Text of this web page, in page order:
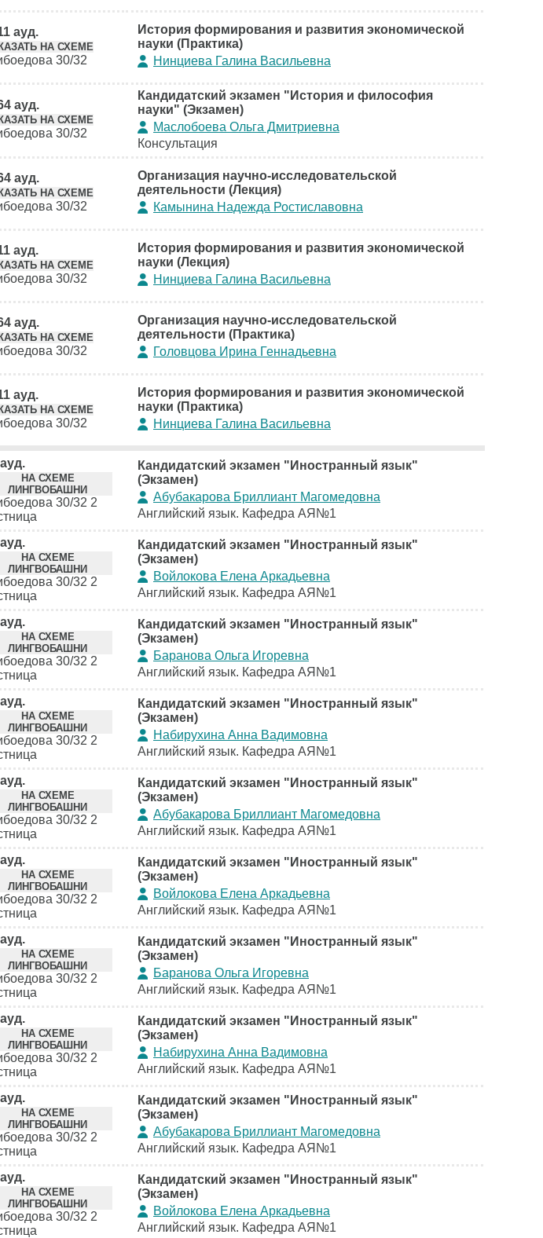
ауд.
НА СХЕМЕ
30/32
История формирования и развития экономической
науки (Практика)
Нинциева Галина Васильевна
ауд.
НА СХЕМЕ
30/32
Кандидатский экзамен "История и философия
науки" (Экзамен)
Маслобоева Ольга Дмитриевна
Консультация
ауд.
НА СХЕМЕ
30/32
Организация научно-исследовательской
деятельности (Лекция)
Камынина Надежда Ростиславовна
ауд.
НА СХЕМЕ
30/32
История формирования и развития экономической
науки (Лекция)
Нинциева Галина Васильевна
ауд.
НА СХЕМЕ
30/32
Организация научно-исследовательской
деятельности (Практика)
Головцова Ирина Геннадьевна
ауд.
НА СХЕМЕ
30/32
История формирования и развития экономической
науки (Практика)
Нинциева Галина Васильевна
НА СХЕМЕ
ЛИНГВОБАШНИ
30/32 2
Кандидатский экзамен "Иностранный язык"
(Экзамен)
Абубакарова Бриллиант Магомедовна
Английский язык. Кафедра АЯ№1
НА СХЕМЕ
ЛИНГВОБАШНИ
30/32 2
Кандидатский экзамен "Иностранный язык"
(Экзамен)
Войлокова Елена Аркадьевна
Английский язык. Кафедра АЯ№1
НА СХЕМЕ
ЛИНГВОБАШНИ
30/32 2
Кандидатский экзамен "Иностранный язык"
(Экзамен)
Баранова Ольга Игоревна
Английский язык. Кафедра АЯ№1
НА СХЕМЕ
ЛИНГВОБАШНИ
30/32 2
Кандидатский экзамен "Иностранный язык"
(Экзамен)
Набирухина Анна Вадимовна
Английский язык. Кафедра АЯ№1
НА СХЕМЕ
ЛИНГВОБАШНИ
30/32 2
Кандидатский экзамен "Иностранный язык"
(Экзамен)
Абубакарова Бриллиант Магомедовна
Английский язык. Кафедра АЯ№1
НА СХЕМЕ
ЛИНГВОБАШНИ
30/32 2
Кандидатский экзамен "Иностранный язык"
(Экзамен)
Войлокова Елена Аркадьевна
Английский язык. Кафедра АЯ№1
НА СХЕМЕ
ЛИНГВОБАШНИ
30/32 2
Кандидатский экзамен "Иностранный язык"
(Экзамен)
Баранова Ольга Игоревна
Английский язык. Кафедра АЯ№1
НА СХЕМЕ
ЛИНГВОБАШНИ
30/32 2
Кандидатский экзамен "Иностранный язык"
(Экзамен)
Набирухина Анна Вадимовна
Английский язык. Кафедра АЯ№1
НА СХЕМЕ
ЛИНГВОБАШНИ
30/32 2
Кандидатский экзамен "Иностранный язык"
(Экзамен)
Абубакарова Бриллиант Магомедовна
Английский язык. Кафедра АЯ№1
НА СХЕМЕ
ЛИНГВОБАШНИ
30/32 2
Кандидатский экзамен "Иностранный язык"
(Экзамен)
Войлокова Елена Аркадьевна
Английский язык. Кафедра АЯ№1